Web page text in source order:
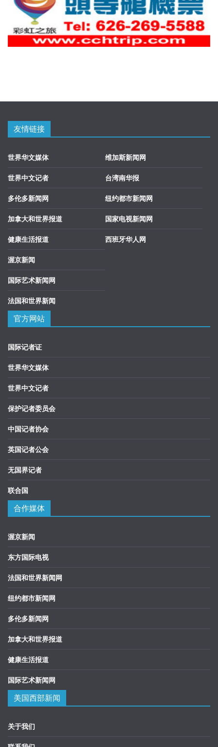
友情链接
世界华文媒体
世界中文记者
多伦多新闻网
加拿大和世界报道
健康生活报道
渥京新闻
国际艺术新闻网
法国和世界新闻
维加斯新闻网
台湾南华报
纽约都市新闻网
国家电视新闻网
西班牙华人网
官方网站
国际记者证
世界华文媒体
世界中文记者
保护记者委员会
中国记者协会
英国记者公会
无国界记者
联合国
合作媒体
渥京新闻
东方国际电视
法国和世界新闻网
纽约都市新闻网
多伦多新闻网
加拿大和世界报道
健康生活报道
国际艺术新闻网
美国西部新闻
关于我们